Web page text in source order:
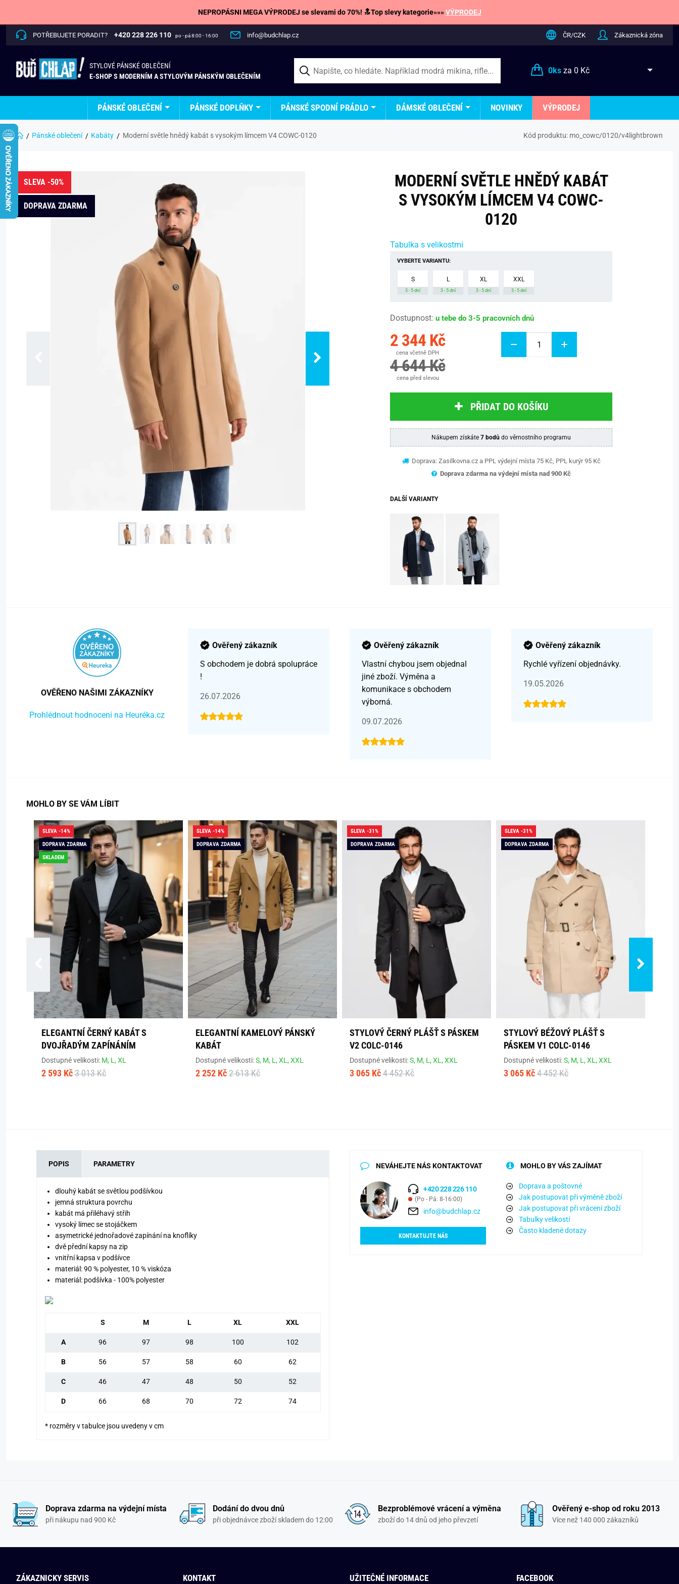
NEPROPÁSNI MEGA VÝPRODEJ se slevami do 70%! 🔝Top slevy kategorie»»»VÝPRODEJ
POTŘEBUJETE PORADIT? +420 228 226 110 po - pá 8:00 - 16:00 info@budchlap.cz ČR/CZK Zákaznická zóna
STYLOVÉ PÁNSKÉ OBLEČENÍ
E-SHOP S MODERNÍM A STYLOVÝM PÁNSKÝM OBLEČENÍM
0ksza 0 Kč
PÁNSKÉ OBLEČENÍ PÁNSKÉ DOPLŇKY PÁNSKÉ SPODNÍ PRÁDLO DÁMSKÉ OBLEČENÍ NOVINKY VÝPRODEJ
Pánské oblečení Kabáty Moderní světle hnědý kabát s vysokým límcem V4 COWC-0120 Kód produktu: mo_cowc/0120/v4lightbrown
SLEVA -50%
DOPRAVA ZDARMA
MODERNÍ SVĚTLE HNĚDÝ KABÁT
S VYSOKÝM LÍMCEM V4 COWC-
0120
Tabulka s velikostmi
VYBERTE VARIANTU:
S
3 - 5 dní
L
3 - 5 dní
XL
3 - 5 dní
XXL
3 - 5 dní
Dostupnost: u tebe do 3-5 pracovních dnů
2 344 Kč
cena včetně DPH
4 644 Kč
cena před slevou
PŘIDAT DO KOŠÍKU
Nákupem získáte 7 bodů do věrnostního programu
Doprava: Zasilkovna.cz a PPL výdejní místa 75 Kč, PPL kurýr 95 Kč
Doprava zdarma na výdejní místa nad 900 Kč
DALŠÍ VARIANTY
OVĚŘENO NAŠIMI ZÁKAZNÍKY
Prohlédnout hodnocení na Heuréka.cz
Ověřený zákazník
S obchodem je dobrá spolupráce
!
26.07.2026
Ověřený zákazník
Vlastní chybou jsem objednal
jiné zboží. Výměna a
komunikace s obchodem
výborná.
09.07.2026
Ověřený zákazník
Rychlé vyřízení objednávky.
19.05.2026
MOHLO BY SE VÁM LÍBIT
SLEVA -14%
DOPRAVA ZDARMA
SKLADEM
ELEGANTNÍ ČERNÝ KABÁT S
DVOJŘADÝM ZAPÍNÁNÍM
Dostupné velikosti: M, L,XL
2 593 Kč 3 013 Kč
SLEVA -14%
DOPRAVA ZDARMA
ELEGANTNÍ KAMELOVÝ PÁNSKÝ
KABÁT
Dostupné velikosti:S, M, L,XL,XXL
2 252 Kč 2 613 Kč
SLEVA -31%
DOPRAVA ZDARMA
STYLOVÝ ČERNÝ PLÁŠŤ S PÁSKEM
V2 COLC-0146
Dostupné velikosti:S, M, L,XL,XXL
3 065 Kč 4 452 Kč
SLEVA -31%
DOPRAVA ZDARMA
STYLOVÝ BÉŽOVÝ PLÁŠŤ S
PÁSKEM V1 COLC-0146
Dostupné velikosti:S, M, L,XL,XXL
3 065 Kč 4 452 Kč
POPIS PARAMETRY
dlouhý kabát se světlou podšívkou
jemná struktura povrchu
kabát má přiléhavý střih
vysoký límec se stojáčkem
asymetrické jednořadové zapínání na knoflíky
dvě přední kapsy na zip
vnitřní kapsa v podšívce
materiál: 90 % polyester, 10 % viskóza
materiál: podšívka - 100% polyester
S M L XL XXL
A 96 97 98 100 102
B 56 57 58 60 62
C 46 47 48 50 52
D 66 68 70 72 74
* rozměry v tabulce jsou uvedeny v cm
NEVÁHEJTE NÁS KONTAKTOVAT
+420 228 226 110
(Po - Pá: 8-16:00)
info@budchlap.cz
KONTAKTUJTE NÁS
MOHLO BY VÁS ZAJÍMAT
Doprava a poštovné
Jak postupovat při výměně zboží
Jak postupovat při vrácení zboží
Tabulky velikostí
Často kladené dotazy
Doprava zdarma na výdejní místa
při nákupu nad 900 Kč
Dodání do dvou dnů
při objednávce zboží skladem do 12:00
Bezproblémové vrácení a výměna
zboží do 14 dnů od jeho převzetí
Ověřený e-shop od roku 2013
Více než 140 000 zákazníků
ZÁKAZNICKY SERVIS KONTAKT UŽITEČNÉ INFORMACE FACEBOOK